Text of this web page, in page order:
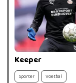
Keeper
Sporter Voetbal